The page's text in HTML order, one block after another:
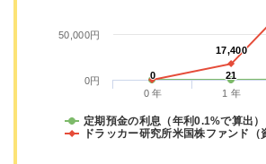
0
0 21
21
17,400
17,400
定期預金の利息（年利0.1%で算出）
ドラッカー研究所米国株ファンド
0 年 1 年
0円
50,000円